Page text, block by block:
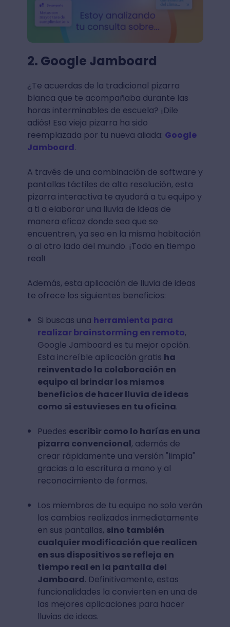
2. Google Jamboard
¿Te acuerdas de la tradicional pizarra
blanca que te acompañaba durante las
horas interminables de escuela? ¡Dile
adiós! Esa vieja pizarra ha sido
reemplazada por tu nueva aliada: Google
Jamboard.
A través de una combinación de software y
pantallas táctiles de alta resolución, esta
pizarra interactiva te ayudará a tu equipo y
a ti a elaborar una lluvia de ideas de
manera eficaz donde sea que se
encuentren, ya sea en la misma habitación
o al otro lado del mundo. ¡Todo en tiempo
real!
Además, esta aplicación de lluvia de ideas
te ofrece los siguientes beneficios:
Si buscas una herramienta para
realizar brainstorming en remoto,
Google Jamboard es tu mejor opción.
Esta increíble aplicación gratis ha
reinventado la colaboración en
equipo al brindar los mismos
beneficios de hacer lluvia de ideas
como si estuvieses en tu oficina.
Puedes escribir como lo harías en una
pizarra convencional, además de
crear rápidamente una versión "limpia"
gracias a la escritura a mano y al
reconocimiento de formas.
Los miembros de tu equipo no solo verán
los cambios realizados inmediatamente
en sus pantallas, sino también
cualquier modificación que realicen
en sus dispositivos se refleja en
tiempo real en la pantalla del
Jamboard. Definitivamente, estas
funcionalidades la convierten en una de
las mejores aplicaciones para hacer
lluvias de ideas.